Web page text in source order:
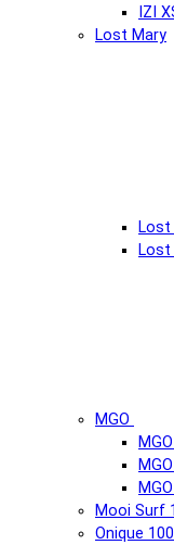
IZI
Lost Mary
Lost
Lost
MGO
Mooi Surf
Onique